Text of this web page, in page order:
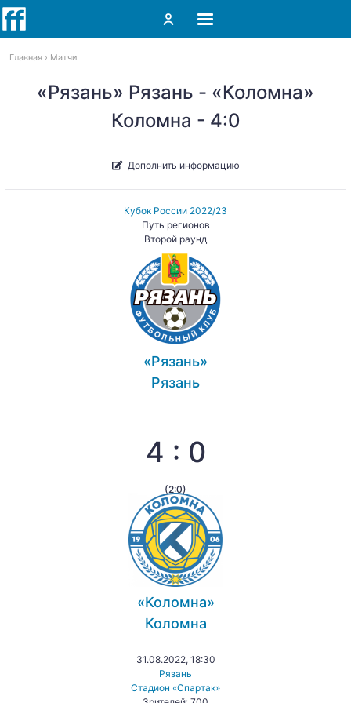
Главная Матчи
«Рязань» Рязань - «Коломна»
Коломна - 4:0
Дополнить информацию
Кубок России 2022/23
Путь регионов
Второй раунд
«Рязань»
Рязань
4 : 0
(2:0)
«Коломна»
Коломна
31.08.2022, 18:30
Рязань
Стадион «Спартак»